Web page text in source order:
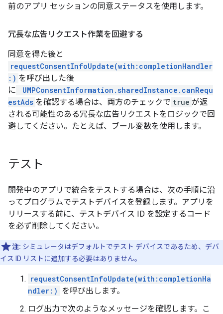
前のアプリ セッションの同意ステータスを使用します。
冗長な広告リクエスト作業を回避する
同意を得た後と
requestConsentInfoUpdate(with:completionHandler
:) を呼び出した後
に
UMPConsentInformation.sharedInstance.canRequ
estAds を確認する場合は、両方のチェックで true が返
される可能性のある冗長な広告リクエストをロジックで回
避してください。たとえば、ブール変数を使用します。
テスト
開発中のアプリで統合をテストする場合は、次の手順に沿
ってプログラムでテストデバイスを登録します。アプリを
リリースする前に、テストデバイス ID を設定するコード
を必ず削除してください。
注: シミュレータはデフォルトでテスト デバイスであるため、デバ
イス ID リストに追加する必要はありません。
requestConsentInfoUpdate(with:completionHa
ndler:) を呼び出します。
ログ出力で次のようなメッセージを確認します。こ